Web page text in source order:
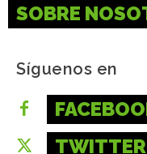
SOBRE
Síguenos en
TWITTER